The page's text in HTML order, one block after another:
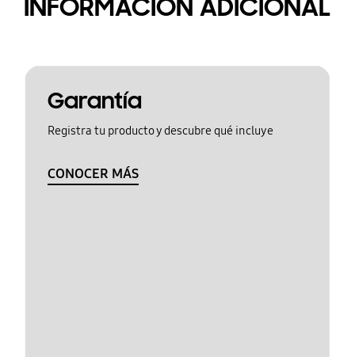
INFORMACIÓN ADICIONAL
Garantía
Registra tu producto y descubre qué incluye
CONOCER MÁS